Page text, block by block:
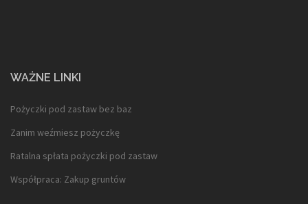
WAŻNE LINKI
Pożyczki pod zastaw bez baz
Zanim weźmiesz pożyczkę
Ratalna spłata pożyczki pod zastaw
Współpraca: Zakup gruntów